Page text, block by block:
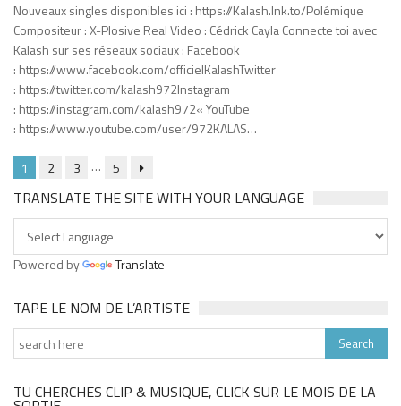
Nouveaux singles disponibles ici : https://Kalash.lnk.to/Polémique
Compositeur : X-Plosive Real Video : Cédrick Cayla Connecte toi avec
Kalash sur ses réseaux sociaux : Facebook
: https://www.facebook.com/officielKalashTwitter
: https://twitter.com/kalash972Instagram
: https://instagram.com/kalash972« YouTube
: https://www.youtube.com/user/972KALAS…
1 2 3 … 5
TRANSLATE THE SITE WITH YOUR LANGUAGE
Powered by Translate
TAPE LE NOM DE L’ARTISTE
TU CHERCHES CLIP & MUSIQUE, CLICK SUR LE MOIS DE LA